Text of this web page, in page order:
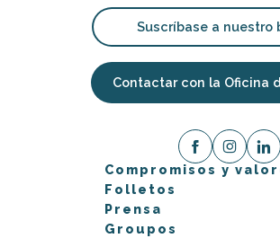
Suscríbase a nuestro
Contactar con la Oficina
Compromisos y
Folletos
Prensa
Groupos